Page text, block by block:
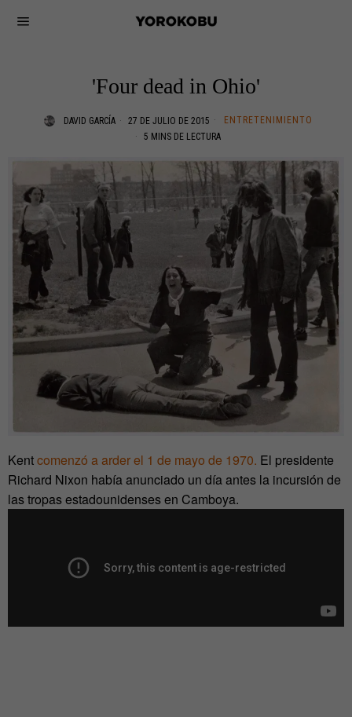
'Four dead in Ohio'
DAVID GARCÍA 27 DE JULIO DE 2015
ENTRETENIMIENTO
5 MINS DE LECTURA
Kentcomenzó a arder el 1 de mayo de 1970. El presidente
Richard Nixon había anunciado un día antes la incursión de
las tropas estadounidenses en Camboya.